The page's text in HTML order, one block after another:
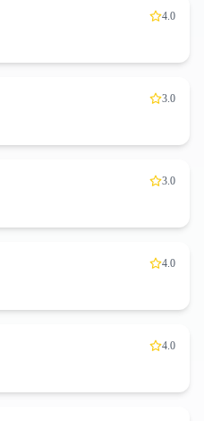
4.0
3.0
3.0
4.0
4.0